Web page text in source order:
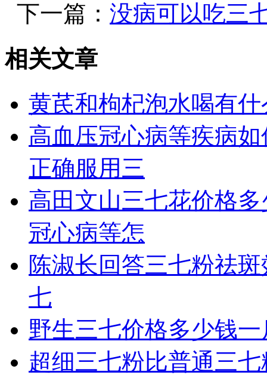
下一篇： 没病可以吃三
相关文章
黄芪和枸杞泡水喝有
高血压冠心病等疾病
正确服用三
高田文山三七花价格
冠心病等怎
陈淑长回答三七粉祛
七
野生三七价格多少钱
超细三七粉比普通三